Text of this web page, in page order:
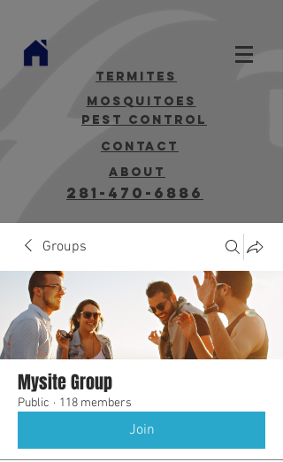
termites
mosquitoes
Pest Control
contact
about
281-470-6886
Groups
Mysite Group
Public · 118 members
Join